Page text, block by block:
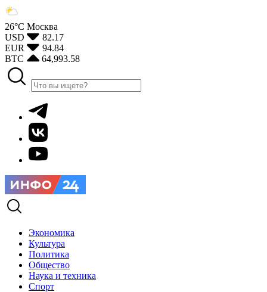
26°С Москва
USD
82.17
EUR
94.84
BTC
64,993.58
Экономика
Культура
Политика
Общество
Наука и техника
Спорт